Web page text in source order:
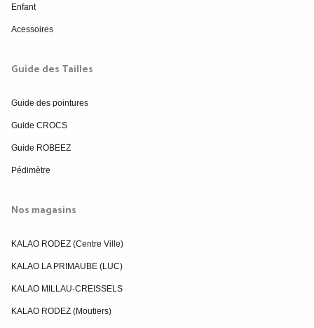
Enfant
Acessoires
Guide des Tailles
Guide des pointures
Guide CROCS
Guide ROBEEZ
Pédimètre
Nos magasins
KALAO RODEZ (Centre Ville)
KALAO LA PRIMAUBE (LUC)
KALAO MILLAU-CREISSELS
KALAO RODEZ (Moutiers)